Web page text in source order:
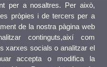
per a nosaltres. Per això,
pròpies i de tercers per a
de la nostra pàgina web
continguts,així com
xarxes socials o analitzar el
accepta o modifica la